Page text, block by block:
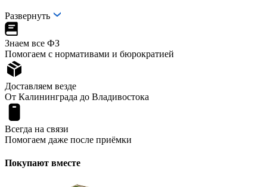
Развернуть
Знаем все ФЗ
Помогаем с нормативами и бюрократией
Доставляем везде
От Калининграда до Владивостока
Всегда на связи
Помогаем даже после приёмки
Покупают вместе